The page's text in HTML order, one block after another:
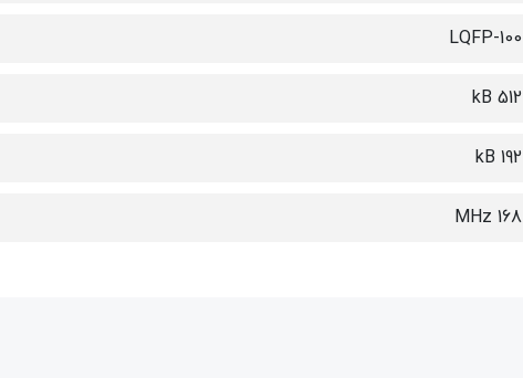
LQFP-100
512 kB
192 kB
168 MHz